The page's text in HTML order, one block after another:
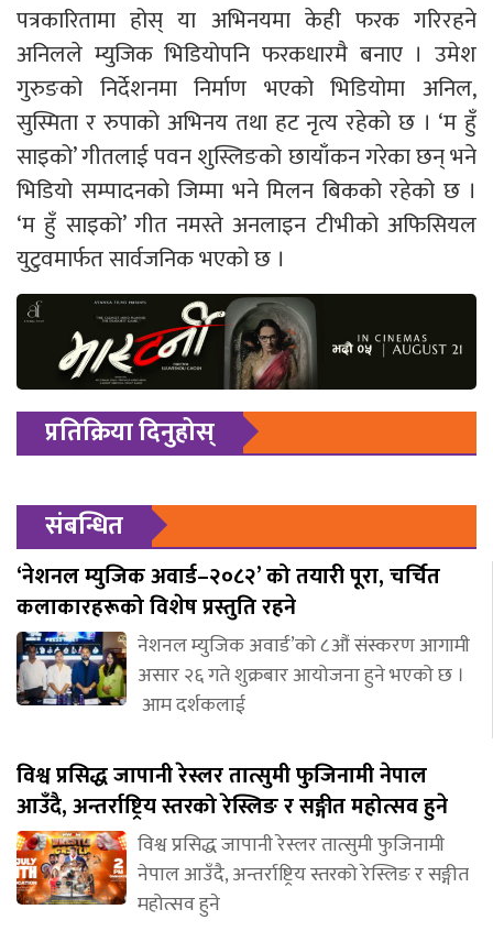
पत्रकारितामा होस् या अभिनयमा केही फरक गरिरहने
अनिलले म्युजिक भिडियोपनि फरकधारमै बनाए । उमेश
गुरुङको निर्देशनमा निर्माण भएको भिडियोमा अनिल,
सुस्मिता र रुपाको अभिनय तथा हट नृत्य रहेको छ । ‘म हुँ
साइको’ गीतलाई पवन शुस्लिङको छायाँकन गरेका छन् भने
भिडियो सम्पादनको जिम्मा भने मिलन बिकको रहेको छ ।
‘म हुँ साइको’ गीत नमस्ते अनलाइन टीभीको अफिसियल
युटुवमार्फत सार्वजनिक भएको छ ।
प्रतिक्रिया दिनुहोस्
संबन्धित
‘नेशनल म्युजिक अवार्ड–२०८२’ को तयारी पूरा, चर्चित
कलाकारहरूको विशेष प्रस्तुति रहने
नेशनल म्युजिक अवार्ड’को ८औं संस्करण आगामी
असार २६ गते शुक्रबार आयोजना हुने भएको छ ।
आम दर्शकलाई
विश्व प्रसिद्ध जापानी रेस्लर तात्सुमी फुजिनामी नेपाल
आउँदै, अन्तर्राष्ट्रिय स्तरको रेस्लिङ र सङ्गीत महोत्सव हुने
विश्व प्रसिद्ध जापानी रेस्लर तात्सुमी फुजिनामी
नेपाल आउँदै, अन्तर्राष्ट्रिय स्तरको रेस्लिङ र सङ्गीत
महोत्सव हुने